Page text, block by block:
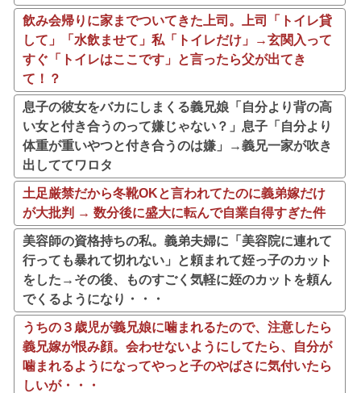
飲み会帰りに家までついてきた上司。上司「トイレ貸
して」「水飲ませて」私「トイレだけ」→玄関入って
すぐ「トイレはここです」と言ったら父が出てき
て！？
息子の彼女をバカにしまくる義兄娘「自分より背の高
い女と付き合うのって嫌じゃない？」息子「自分より
体重が重いやつと付き合うのは嫌」→義兄一家が吹き
出しててワロタ
土足厳禁だから冬靴OKと言われてたのに義弟嫁だけ
が大批判 → 数分後に盛大に転んで自業自得すぎた件
美容師の資格持ちの私。義弟夫婦に「美容院に連れて
行っても暴れて切れない」と頼まれて姪っ子のカット
をした→その後、ものすごく気軽に姪のカットを頼ん
でくるようになり・・・
うちの３歳児が義兄娘に噛まれるたので、注意したら
義兄嫁が恨み顔。会わせないようにしてたら、自分が
噛まれるようになってやっと子のやばさに気付いたら
しいが・・・